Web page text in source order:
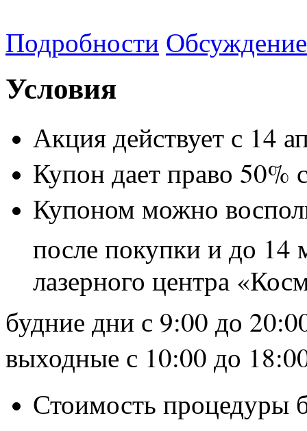
Подробности Обсуждение
Условия
Акция действует с 14
Купон дает право 50%
Купоном можно
после покупки и до 14
лазерного центра
будние дни с 9:00 до
выходные с 10:00 до
Стоимость процедуры